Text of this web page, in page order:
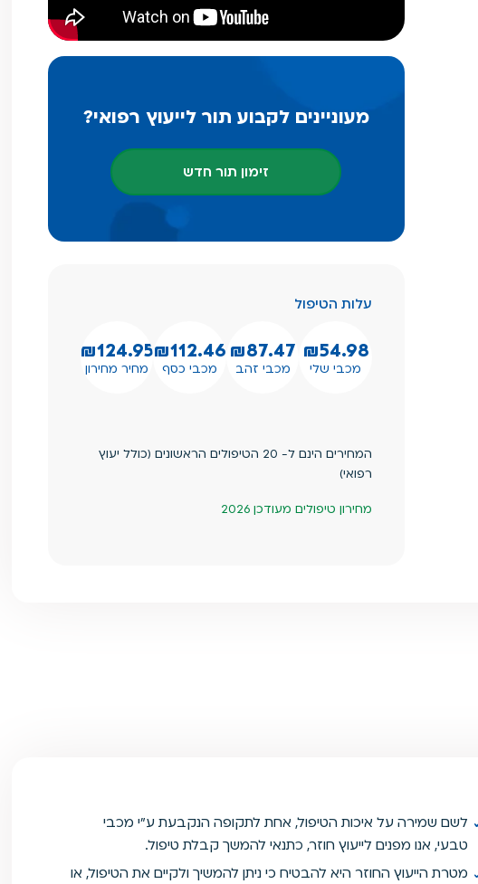
מעוניינים לקבוע תור לייעוץ רפואי?
זימון תור חדש
עלות הטיפול
₪54.98
מכבי שלי
₪87.47
מכבי זהב
₪112.46
מכבי כסף
₪124.95
מחיר מחירון
המחירים הינם ל- 20 הטיפולים הראשונים (כולל יעוץ
רפואי)
מחירון טיפולים מעודכן 2026
לשם שמירה על איכות הטיפול, אחת לתקופה הנקבעת ע"י מכבי
טבעי, אנו מפנים לייעוץ חוזר, כתנאי להמשך קבלת טיפול.
מטרת הייעוץ החוזר היא להבטיח כי ניתן להמשיך ולקיים את הטיפול, או